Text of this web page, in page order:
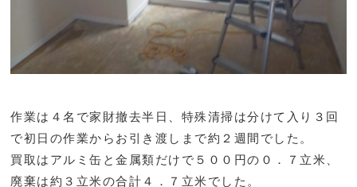
作業は４名で家財撤去半日、特殊清掃は分けて入り３回
で初日の作業からお引き渡しまで約２週間でした。
買取はアルミ缶と金属類だけで５００円の０．７立米、
廃棄は約３立米の合計４．７立米でした。